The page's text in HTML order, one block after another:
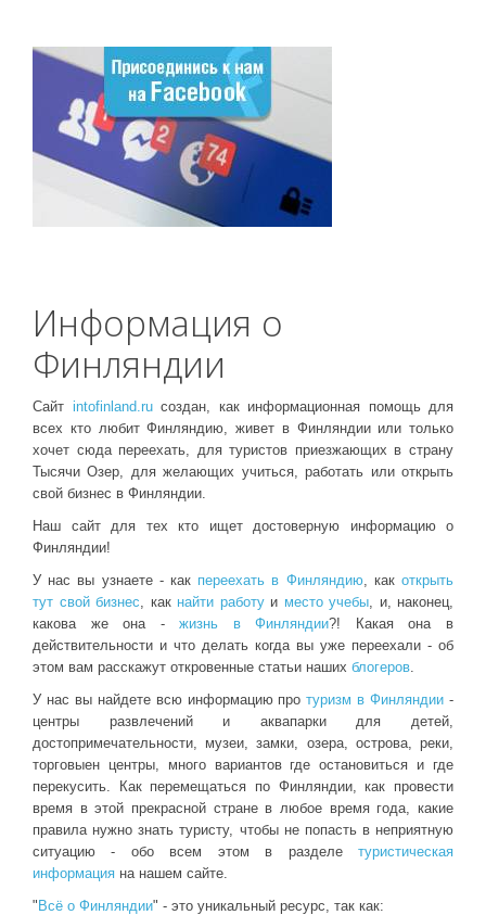
Информация о
Финляндии
Сайт intofinland.ruсоздан, как информационная помощь для
всех кто любит Финляндию, живет в Финляндии или только
хочет сюда переехать, для туристов приезжающих в страну
Тысячи Озер, для желающих учиться, работать или открыть
свой бизнес в Финляндии.
Наш сайт для тех кто ищет достоверную информацию о
Финляндии!
У нас вы узнаете - как переехать в Финляндию, какоткрыть
тут свой бизнес, как найти работуи место учебы, и, наконец,
какова же она -жизнь в Финляндии?! Какая она в
действительности и что делать когда вы уже переехали - об
этом вам расскажут откровенные статьи наших блогеров.
У нас вы найдете всю информацию протуризм в Финляндии -
центры развлечений и аквапарки для детей,
достопримечательности, музеи, замки, озера, острова, реки,
торговыен центры, много вариантов где остановиться и где
перекусить. Как перемещаться по Финляндии, как провести
время в этой прекрасной стране в любое время года, какие
правила нужно знать туристу, чтобы не попасть в неприятную
ситуацию - обо всем этом в разделе туристическая
информация на нашем сайте.
" Всё о Финляндии" - это уникальный ресурс, так как: